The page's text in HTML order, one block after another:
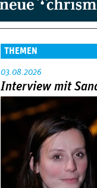
THEMEN
03.08.2026
Interview mit